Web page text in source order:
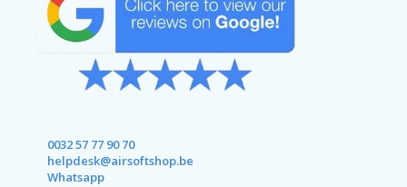
0032 57 77 90 70
helpdesk@airsoftshop.be
Whatsapp